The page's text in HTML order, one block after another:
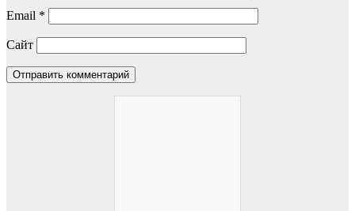
Email *
Сайт